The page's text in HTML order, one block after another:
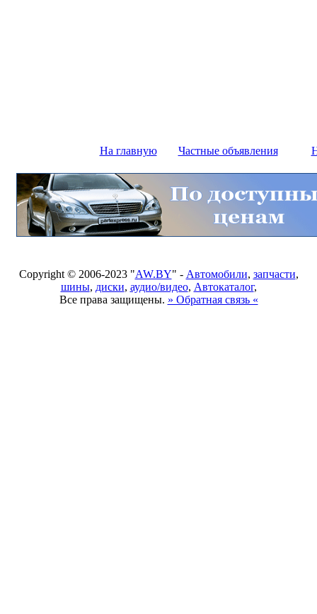
На главную Частные объявления
Copyright © 2006-2023 "AW.BY" - Автомобили, запчасти,
шины, диски, аудио/видео, Автокаталог,
Все права защищены. » Обратная связь «